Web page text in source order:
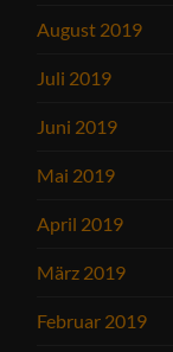
August 2019
Juli 2019
Juni 2019
Mai 2019
April 2019
März 2019
Februar 2019